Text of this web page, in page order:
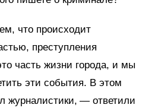
что происходит
преступления
часть жизни города, и мы
эти события. В этом
журналистики, — ответили